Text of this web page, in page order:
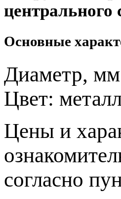
центрального
Основные
Диаметр,
Цвет:
Цeны и
согласно